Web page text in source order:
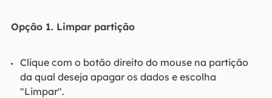
Opção 1. Limpar partição
Clique com o botão direito do mouse na partição
da qual deseja apagar os dados e escolha
"Limpar".